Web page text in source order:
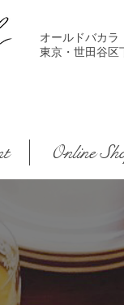
オールドバカラ
東京・世田谷
Online